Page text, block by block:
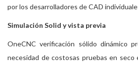
por los desarrolladores de CAD
Simulación Solid y vista previa
OneCNC verificación sólido dinámico
necesidad de costosas pruebas en seco